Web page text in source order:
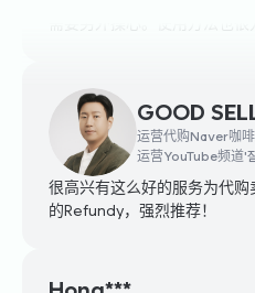
运营代购Naver咖啡
运营YouTube频道'
很高兴有这么好的服务为代
的Refundy，强烈推荐！
做代购经常使用淘宝，但购买